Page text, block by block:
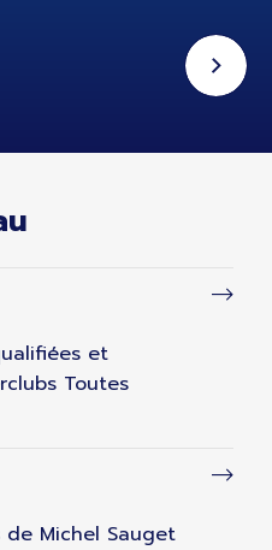
et
Toutes
Michel Sauget